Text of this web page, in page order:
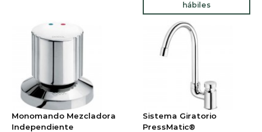
hábiles
Monomando Mezcladora
Independiente
Sistema Giratorio
PressMatic®